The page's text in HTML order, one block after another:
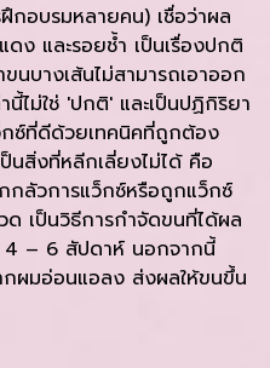
กอบรมหลายคน) เชื่อว่าผล
ง และรอยช้ำ เป็นเรื่องปกติ
บางเส้นไม่สามารถเอาออก
ไม่ใช่ 'ปกติ' และเป็นปฏิกิริยา
ซ์ที่ดีด้วยเทคนิคที่ถูกต้อง
นสิ่งที่หลีกเลี่ยงไม่ได้ คือ
กลัวการแว็กซ์หรือถูกแว็กซ์
ด เป็นวิธีการกำจัดขนที่ได้ผล
– 6 สัปดาห์ นอกจากนี้
กผมอ่อนแอลง ส่งผลให้ขนขึ้น